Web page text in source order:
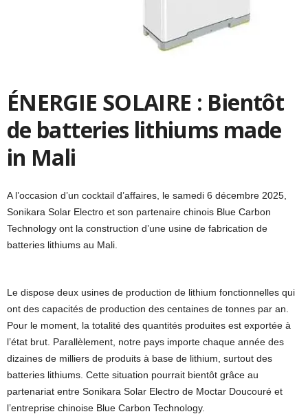
ÉNERGIE SOLAIRE : Bientôt
de batteries lithiums made
in Mali
A l’occasion d’un cocktail d’affaires, le samedi 6 décembre 2025,
Sonikara Solar Electro et son partenaire chinois Blue Carbon
Technology ont la construction d’une usine de fabrication de
batteries lithiums au Mali.
Le dispose deux usines de production de lithium fonctionnelles qui
ont des capacités de production des centaines de tonnes par an.
Pour le moment, la totalité des quantités produites est exportée à
l’état brut. Parallèlement, notre pays importe chaque année des
dizaines de milliers de produits à base de lithium, surtout des
batteries lithiums. Cette situation pourrait bientôt grâce au
partenariat entre Sonikara Solar Electro de Moctar Doucouré et
l’entreprise chinoise Blue Carbon Technology.